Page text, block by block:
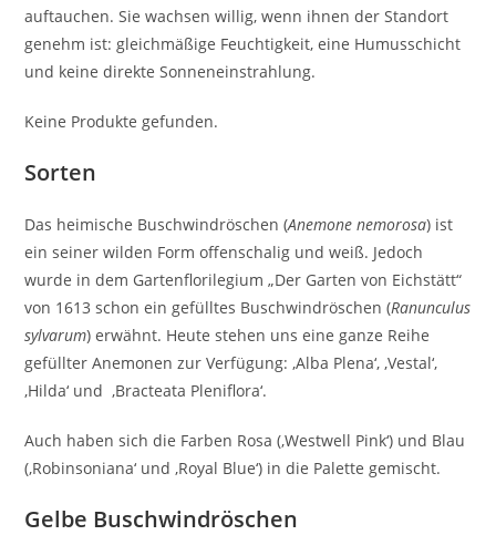
auftauchen. Sie wachsen willig, wenn ihnen der Standort
genehm ist: gleichmäßige Feuchtigkeit, eine Humusschicht
und keine direkte Sonneneinstrahlung.
Keine Produkte gefunden.
Sorten
Das heimische Buschwindröschen (Anemone nemorosa) ist
ein seiner wilden Form offenschalig und weiß. Jedoch
wurde in dem Gartenflorilegium „Der Garten von Eichstätt“
von 1613 schon ein gefülltes Buschwindröschen (Ranunculus
sylvarum) erwähnt. Heute stehen uns eine ganze Reihe
gefüllter Anemonen zur Verfügung: ‚Alba Plena‘, ‚Vestal‘,
‚Hilda‘ und ‚Bracteata Pleniflora‘.
Auch haben sich die Farben Rosa (‚Westwell Pink‘) und Blau
(‚Robinsoniana‘ und ‚Royal Blue‘) in die Palette gemischt.
Gelbe Buschwindröschen